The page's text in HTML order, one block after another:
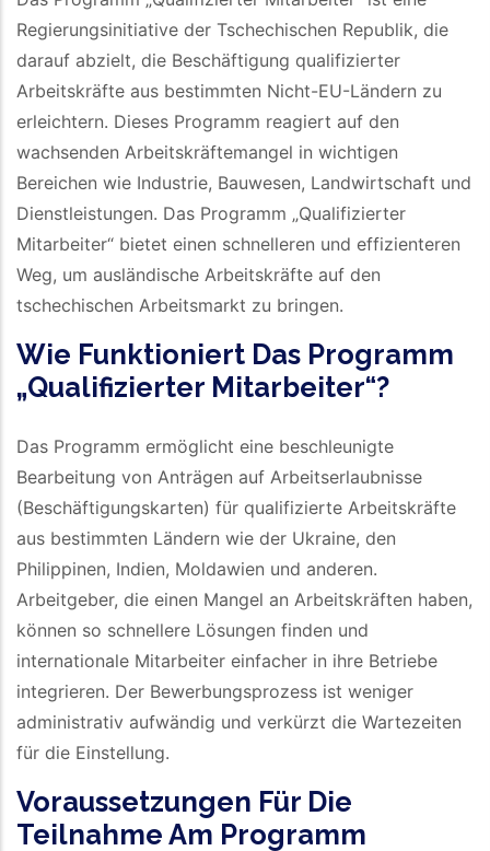
Regierungsinitiative der Tschechischen Republik, die
darauf abzielt, die Beschäftigung qualifizierter
Arbeitskräfte aus bestimmten Nicht-EU-Ländern zu
erleichtern. Dieses Programm reagiert auf den
wachsenden Arbeitskräftemangel in wichtigen
Bereichen wie Industrie, Bauwesen, Landwirtschaft und
Dienstleistungen. Das Programm „Qualifizierter
Mitarbeiter“ bietet einen schnelleren und effizienteren
Weg, um ausländische Arbeitskräfte auf den
tschechischen Arbeitsmarkt zu bringen.
Wie Funktioniert Das Programm
„Qualifizierter Mitarbeiter“?
Das Programm ermöglicht eine beschleunigte
Bearbeitung von Anträgen auf Arbeitserlaubnisse
(Beschäftigungskarten) für qualifizierte Arbeitskräfte
aus bestimmten Ländern wie der Ukraine, den
Philippinen, Indien, Moldawien und anderen.
Arbeitgeber, die einen Mangel an Arbeitskräften haben,
können so schnellere Lösungen finden und
internationale Mitarbeiter einfacher in ihre Betriebe
integrieren. Der Bewerbungsprozess ist weniger
administrativ aufwändig und verkürzt die Wartezeiten
für die Einstellung.
Voraussetzungen Für Die
Teilnahme Am Programm